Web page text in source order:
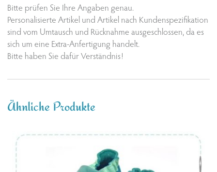
Bitte prüfen Sie Ihre Angaben genau.
Personalisierte Artikel und Artikel nach Kundenspezifikation
sind vom Umtausch und Rücknahme ausgeschlossen, da es
sich um eine Extra-Anfertigung handelt.
Bitte haben Sie dafür Verständnis!
Ähnliche Produkte